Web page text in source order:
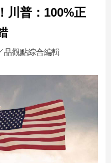
川普：100%正
品觀點綜合編輯